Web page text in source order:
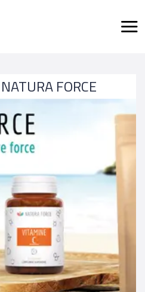
NATURA FORCE